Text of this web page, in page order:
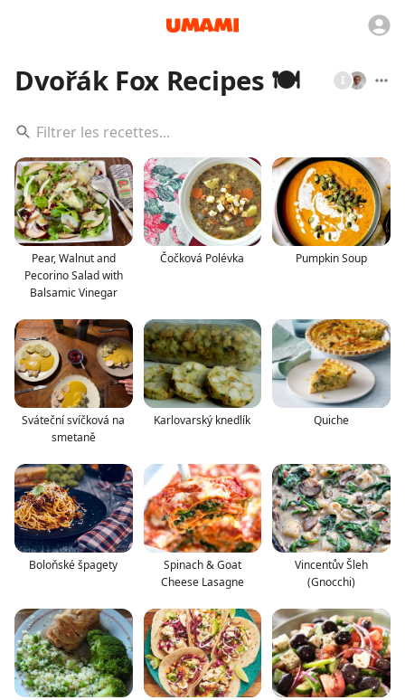
Dvořák Fox Recipes 🍽️ I
Pear, Walnut and
Pecorino Salad with
Balsamic Vinegar
Čočková Polévka Pumpkin Soup
Sváteční svíčková na
smetaně
Karlovarský knedlík Quiche
Boloňské špagety
Spinach & Goat
Cheese Lasagne
Vincentův Šleh
(Gnocchi)